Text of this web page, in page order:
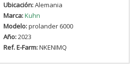
Ubicación:Alemania
Marca:Kuhn
Modelo:prolander 6000
Año:2023
Ref. E-Farm:NKENIMQ